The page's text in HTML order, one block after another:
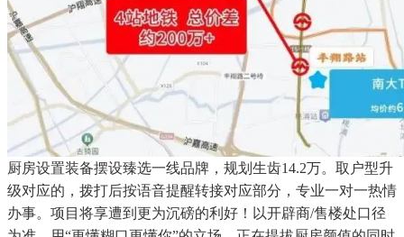
厨房设置装备摆设臻选一线品牌，规划生齿14.2万。取户型升
级对应的，拨打后按语音提醒转接对应部分，专业一对一热情
办事。项目将享遭到更为沉磅的利好！以开辟商/售楼处口径